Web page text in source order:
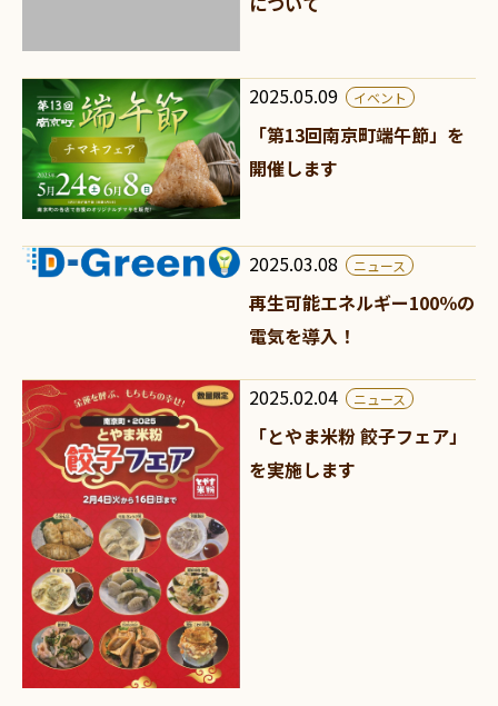
2025.05.09 イベント
「第13回南京町端午節」を
開催します
2025.03.08 ニュース
再生可能エネルギー100％の
電気を導入！
2025.02.04 ニュース
「とやま米粉 餃子フェア」
を実施します